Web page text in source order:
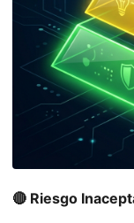
🔴 Riesgo